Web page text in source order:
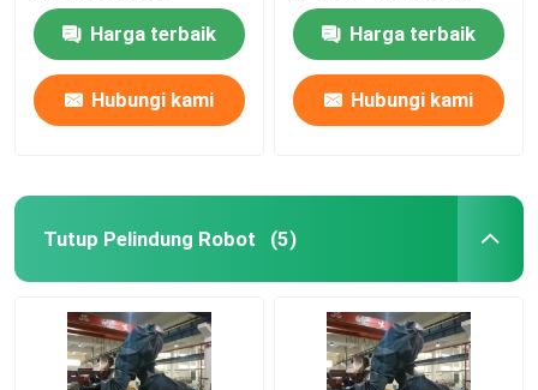
Harga terbaik
Hubungi kami
Standar
Harga terbaik
Hubungi kami
Tutup Pelindung Robot (5)